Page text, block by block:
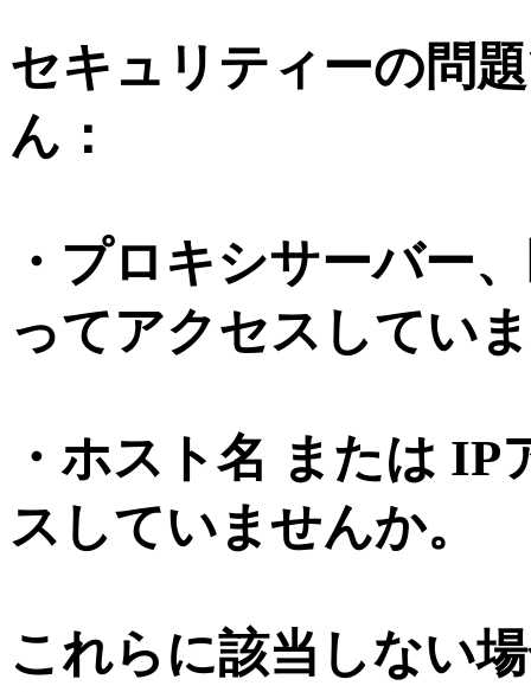
セキュリティーの問
ん：
・プロキシサーバー
ってアクセスしてい
・ホスト名 または
スしていませんか。
これらに該当しない